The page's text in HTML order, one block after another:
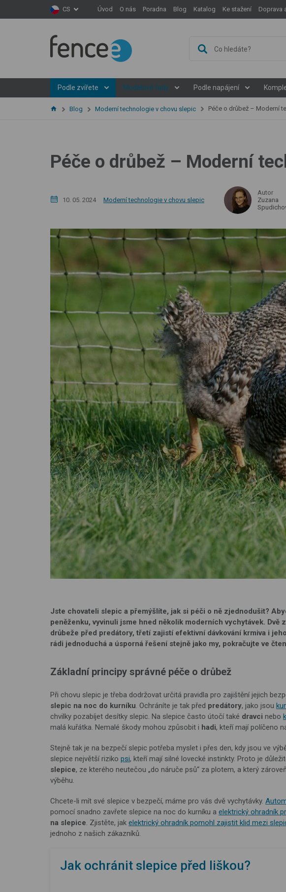
CS Úvod O nás Poradna Blog Katalog Ke stažení Doprava
Podle zvířete Modelové řady Podle napájení
Blog Moderní technologie v chovu slepic Péče o drůbež – Moderní
Péče o drůbež – Moderní
10. 05. 2024 Moderní technologie v chovu slepic
Autor
Zuzana
Jste chovateli slepic a přemýšlíte, jak si péči o ně zjednodušit?
peněženku, vyvinuli jsme hned několik moderních vychytávek. Dvě
drůbeže před predátory, třetí zajistí efektivní dávkování krmiva i
rádi jednoduchá a úsporná řešení stejně jako my, pokračujte ve
Základní principy správné péče o drůbež
Při chovu slepic je třeba dodržovat určitá pravidla pro zajištění jejich
slepic na noc do kurníku. Ochráníte je tak před predátory, jako jsou
chvilky pozabíjet desítky slepic. Na slepice často útočí také dravci nebo
malá kuřátka. Nemalé škody mohou způsobit i hadi, kteří mají políčeno
Stejně tak je na bezpečí slepic potřeba myslet i přes den, kdy jsou ve
slepice největší riziko psi, kteří mají silné lovecké instinkty. Proto je
slepice, ze kterého neutečou „do náruče psů“ za plotem, a který
výběhu.
Chcete-li mít své slepice v bezpečí, máme pro vás dvě vychytávky.
pomocí snadno zavřete slepice na noc do kurníku a elektrický ohradník
na slepice. Zjistěte, jak elektrický ohradník pomohl zajistit klid mezi
jednoho z našich zákazníků.
Jak ochránit slepice před liškou?